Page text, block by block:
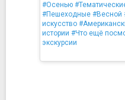
#Осенью
#Пешеходные #Весной
искусство
истории #Что ещё
экскурсии